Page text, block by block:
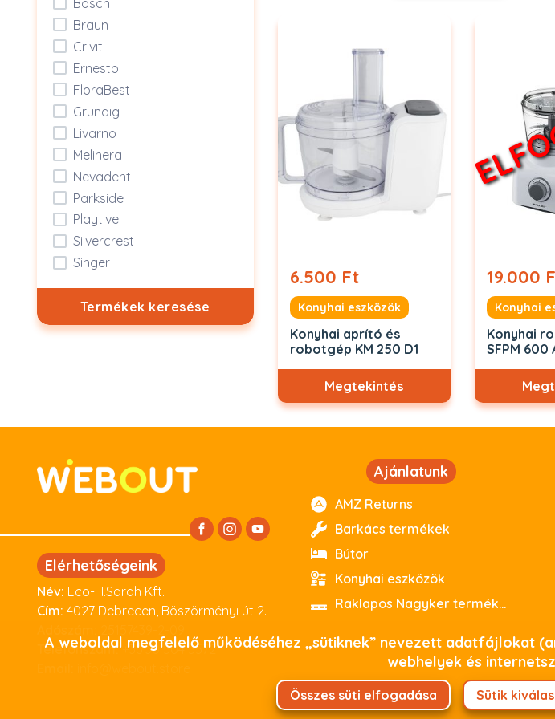
6.500 Ft
Konyhai eszközök
Konyhai aprító és
robotgép KM 250 D1
Megtekintés
19.000
Konyhai
Konyhai
SFPM 600
Braun
Crivit
Ernesto
FloraBest
Grundig
Livarno
Melinera
Nevadent
Parkside
Playtive
Silvercrest
Singer
Termékek keresése
Elérhetőségeink
Név: Eco-H.Sarah Kft.
Cím: 4027 Debrecen, Böszörményi út 2.
Telefonszám:+36 30 504 5572
Ajánlatunk
AMZ Returns
Barkács termékek
Bútor
Konyhai eszközök
Raklapos Nagyker termékeink
A weboldal megfelelő működéséhez „sütiknek” nevezett adatfájlokat
webhelyek és
Összes süti elfogadása Sütik